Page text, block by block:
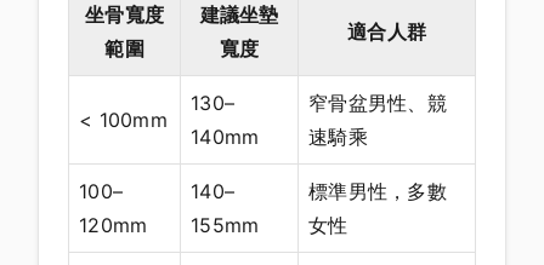
坐骨寬度
範圍
建議坐墊
寬度
適合人群
< 100mm
130–
140mm
窄骨盆男性、競
速騎乘
100–
120mm
140–
155mm
標準男性，多數
女性